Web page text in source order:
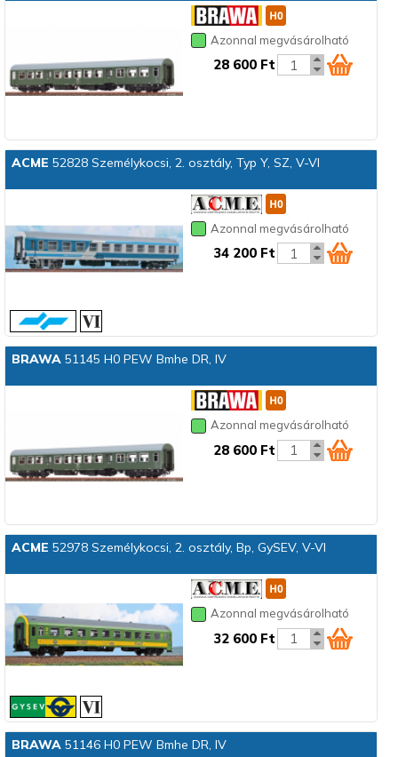
Azonnal megvásárolható
28 600 Ft
ACME 52828 Személykocsi, 2. osztály, Typ Y, SZ, V-VI
Azonnal megvásárolható
34 200 Ft
BRAWA51145 H0 PEW Bmhe DR, IV
Azonnal megvásárolható
28 600 Ft
ACME 52978 Személykocsi, 2. osztály, Bp, GySEV, V-VI
Azonnal megvásárolható
32 600 Ft
BRAWA51146 H0 PEW Bmhe DR, IV